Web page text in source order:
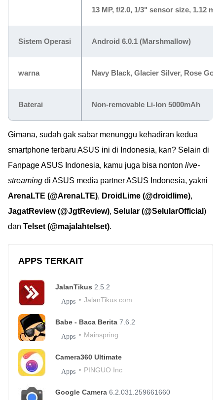
13 MP, f/2.0, 1/3" sensor size, 1.12 m
Sistem Operasi Android 6.0.1 (Marshmallow)
warna Navy Black, Glacier Silver, Rose Gold
Baterai Non-removable Li-Ion 5000mAh
Gimana, sudah gak sabar menunggu kehadiran kedua
smartphone terbaru ASUS ini di Indonesia, kan? Selain di
Fanpage ASUS Indonesia, kamu juga bisa nonton live-
streaming di ASUS media partner ASUS Indonesia, yakni
ArenaLTE (@ArenaLTE), DroidLime (@droidlime),
JagatReview (@JgtReview), Selular (@SelularOfficial )
dan Telset (@majalahtelset).
APPS TERKAIT
JalanTikus 2.5.2
Apps JalanTikus.com
Babe - Baca Berita 7.6.2
Apps Mainspring
Camera360 Ultimate
Apps PINGUO Inc
Google Camera 6.2.031.259661660